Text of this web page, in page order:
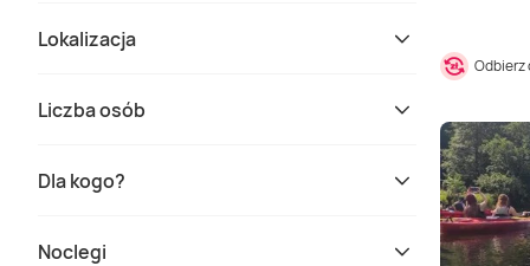
Lokalizacja
Liczba osób
Dla kogo?
Noclegi
Odbierz